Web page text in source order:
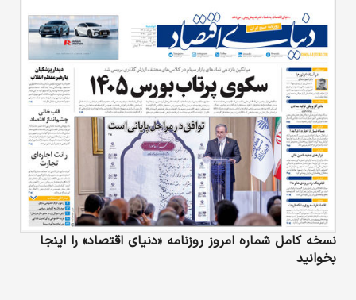
نسخه کامل شماره امروز روزنامه «دنیای‌ اقتصاد» را اینجا
بخوانید